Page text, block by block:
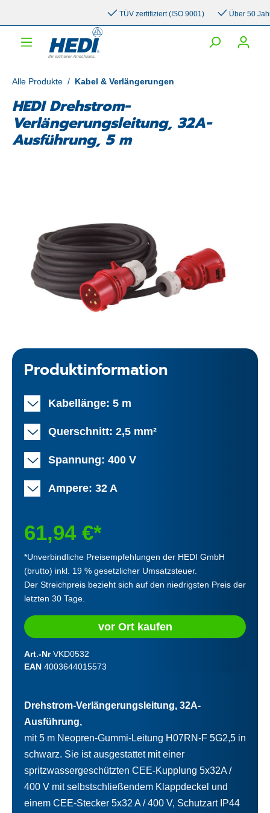
TÜV zertifiziert (ISO 9001) Über 50 Jahre
Alle Produkte / Kabel & Verlängerungen
HEDI Drehstrom-
Verlängerungsleitung, 32A-
Ausführung, 5 m
Produktinformation
Kabellänge: 5 m
Querschnitt: 2,5 mm²
Spannung: 400 V
Ampere: 32 A
61,94 €*
*Unverbindliche Preisempfehlungen der HEDI GmbH
(brutto) inkl. 19 % gesetzlicher Umsatzsteuer.
Der Streichpreis bezieht sich auf den niedrigsten Preis der
letzten 30 Tage.
vor Ort kaufen
Art.-NrVKD0532
EAN 4003644015573
Drehstrom-Verlängerungsleitung, 32A-
Ausführung,
mit 5 m Neopren-Gummi-Leitung H07RN-F 5G2,5 in
schwarz. Sie ist ausgestattet mit einer
spritzwassergeschützten CEE-Kupplung 5x32A /
400 V mit selbstschließendem Klappdeckel und
einem CEE-Stecker 5x32 A / 400 V, Schutzart IP44